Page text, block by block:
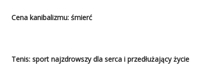
Cena kanibalizmu: śmierć
Tenis: sport najzdrowszy dla serca i przedłużający życie